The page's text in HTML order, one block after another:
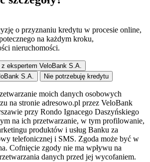
o przyznaniu kredytu w procesie online,
na każdym kroku,
nieruchomości.
ekspertem VeloBank S.A.
S.A.
Nie potrzebuję kredytu
moich danych osobowych
na stronie adresowo.pl przez VeloBank
przy Rondo Ignacego Daszyńskiego
na ich przetwarzanie, w tym profilowanie,
produktów i usług Banku za
telefonicznej i SMS. Zgoda może być w
Cofnięcie zgody nie ma wpływu na
danych przed jej wycofaniem.